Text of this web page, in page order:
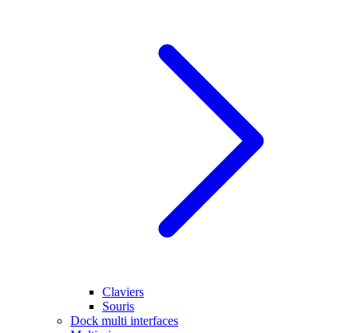
Claviers
Souris
Dock multi interfaces